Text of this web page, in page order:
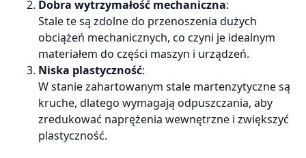
Dobra wytrzymałość mechaniczna:
Stale te są zdolne do przenoszenia dużych
obciążeń mechanicznych, co czyni je idealnym
materiałem do części maszyn i urządzeń.
Niska plastyczność:
W stanie zahartowanym stale martenzytyczne są
kruche, dlatego wymagają odpuszczania, aby
zredukować naprężenia wewnętrzne i zwiększyć
plastyczność.